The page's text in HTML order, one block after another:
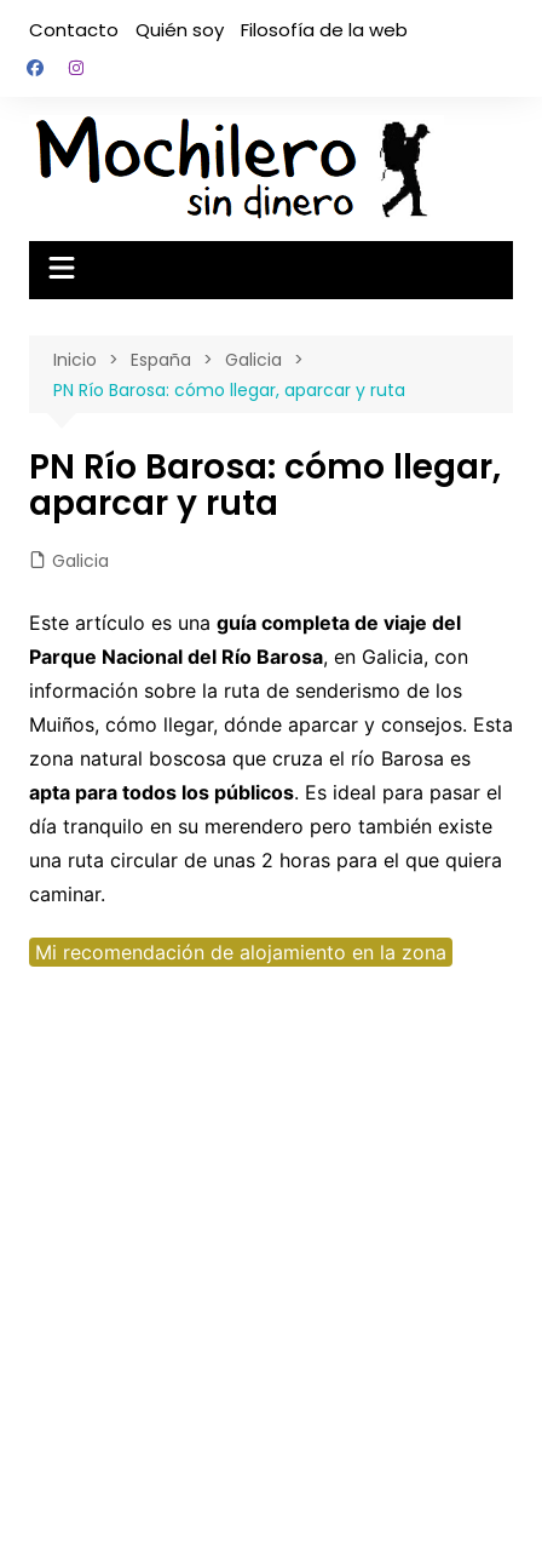
contenido
Contacto Quién soy Filosofía de la web
Inicio España
Galicia
PN Río Barosa: cómo llegar, aparcar y ruta
PN Río Barosa: cómo llegar,
aparcar y ruta
Galicia
Este artículo es una guía completa de viaje del
Parque Nacional del Río Barosa, en Galicia, con
información sobre la ruta de senderismo de los
Muiños, cómo llegar, dónde aparcar y consejos. Esta
zona natural boscosa que cruza el río Barosa es
apta para todos los públicos. Es ideal para pasar el
día tranquilo en su merendero pero también existe
una ruta circular de unas 2 horas para el que quiera
caminar.
Mi recomendación de alojamiento en la zona